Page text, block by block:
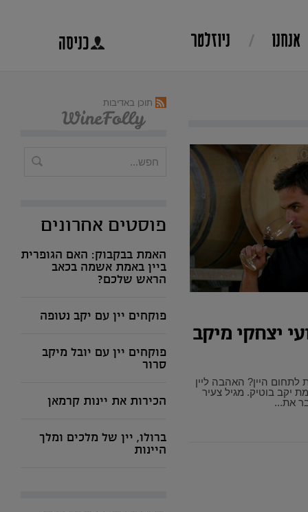
אנחנו ניוזלטר כניסה
יצחקי מיקב
היין? האהבה ליין
יקב בוטיק. מגיל צעיר
את...
תוכן באדיבות
פוסטים אחרונים
האמת בבקבוק: האם הגופרית
ביין באמת אשמה בכאב
הראש שלכם?
פוקחים יין עם יקב נטופה
פוקחים יין עם יובל מיקב
סרור
הכירות את יינות קרמאן
ברולו, יין של מלכים ומלך
היינות